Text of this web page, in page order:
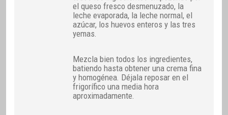
el queso fresco desmenuzado, la
leche evaporada, la leche normal, el
azúcar, los huevos enteros y las tres
yemas.
Mezcla bien todos los ingredientes,
batiendo hasta obtener una crema fina
y homogénea. Déjala reposar en el
frigorífico una media hora
aproximadamente.